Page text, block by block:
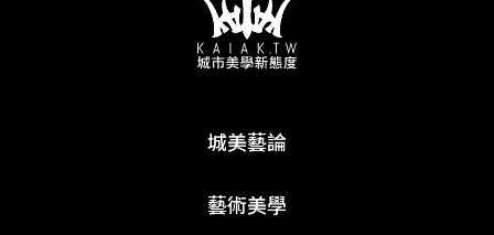
城美藝論
藝術美學